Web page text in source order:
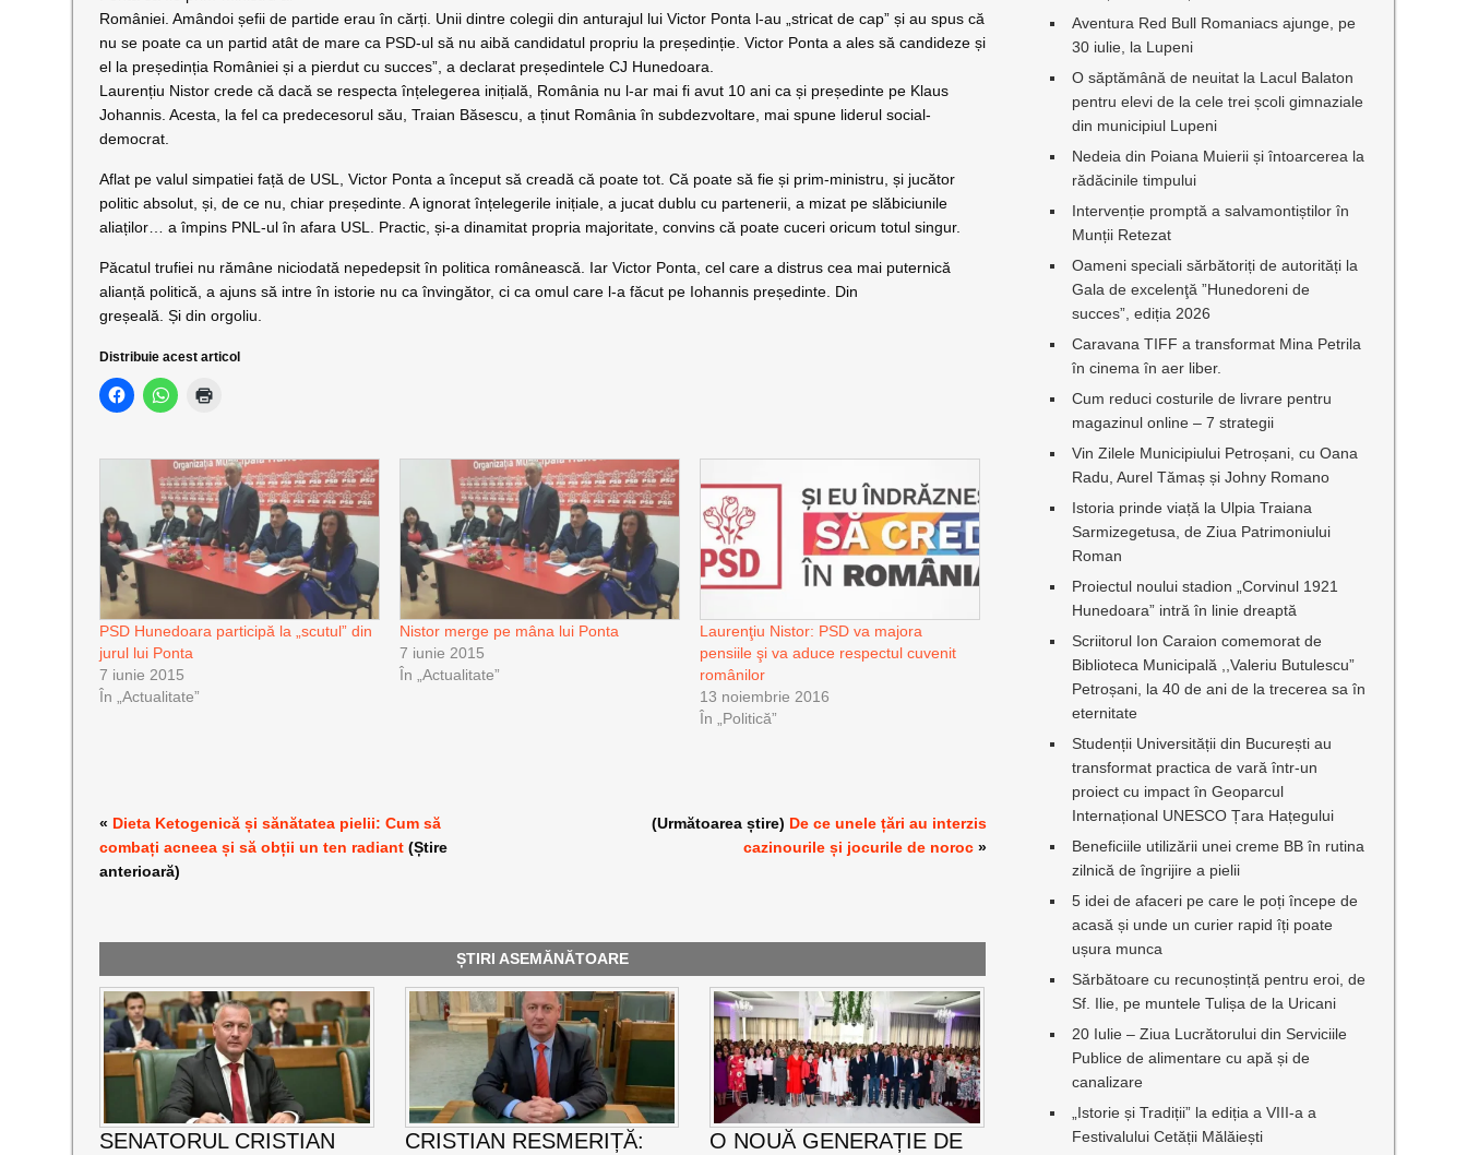
României. Amândoi șefii de partide erau în cărți. Unii dintre colegii din anturajul lui Victor Ponta l-au „stricat de cap” și au spus că
nu se poate ca un partid atât de mare ca PSD-ul să nu aibă candidatul propriu la președinție. Victor Ponta a ales să candideze și
el la președinția României și a pierdut cu succes”, a declarat președintele CJ Hunedoara.
Laurențiu Nistor crede că dacă se respecta înțelegerea inițială, România nu l-ar mai fi avut 10 ani ca și președinte pe Klaus
Johannis. Acesta, la fel ca predecesorul său, Traian Băsescu, a ținut România în subdezvoltare, mai spune liderul social-
democrat.
Aflat pe valul simpatiei față de USL, Victor Ponta a început să creadă că poate tot. Că poate să fie și prim-ministru, și jucător
politic absolut, și, de ce nu, chiar președinte. A ignorat înțelegerile inițiale, a jucat dublu cu partenerii, a mizat pe slăbiciunile
aliaților… a împins PNL-ul în afara USL. Practic, și-a dinamitat propria majoritate, convins că poate cuceri oricum totul singur.
Păcatul trufiei nu rămâne niciodată nepedepsit în politica românească. Iar Victor Ponta, cel care a distrus cea mai puternică
alianță politică, a ajuns să intre în istorie nu ca învingător, ci ca omul care l-a făcut pe Iohannis președinte. Din
greșeală. Și din orgoliu.
Distribuie acest articol
PSD Hunedoara participă la „scutul” din
jurul lui Ponta
7 iunie 2015
În „Actualitate”
Nistor merge pe mâna lui Ponta
7 iunie 2015
În „Actualitate”
Laurenţiu Nistor: PSD va majora
pensiile şi va aduce respectul cuvenit
românilor
13 noiembrie 2016
În „Politică”
« Dieta Ketogenică și sănătatea pielii: Cum să
combați acneea și să obții un ten radiant (Știre
anterioară)
(Următoarea știre) De ce unele țări au interzis
cazinourile și jocurile de noroc »
ȘTIRI ASEMĂNĂTOARE
SENATORUL CRISTIAN
CRISTIAN RESMERIȚĂ:
O NOUĂ GENERAȚIE DE
Aventura Red Bull Romaniacs ajunge, pe
30 iulie, la Lupeni
O săptămână de neuitat la Lacul Balaton
pentru elevi de la cele trei școli gimnaziale
din municipiul Lupeni
Nedeia din Poiana Muierii și întoarcerea la
rădăcinile timpului
Intervenție promptă a salvamontiștilor în
Munții Retezat
Oameni speciali sărbătoriți de autorități la
Gala de excelenţă ”Hunedoreni de
succes”, ediția 2026
Caravana TIFF a transformat Mina Petrila
în cinema în aer liber.
Cum reduci costurile de livrare pentru
magazinul online – 7 strategii
Vin Zilele Municipiului Petroșani, cu Oana
Radu, Aurel Tămaș și Johny Romano
Istoria prinde viață la Ulpia Traiana
Sarmizegetusa, de Ziua Patrimoniului
Roman
Proiectul noului stadion „Corvinul 1921
Hunedoara” intră în linie dreaptă
Scriitorul Ion Caraion comemorat de
Biblioteca Municipală ,,Valeriu Butulescu”
Petroșani, la 40 de ani de la trecerea sa în
eternitate
Studenții Universității din București au
transformat practica de vară într-un
proiect cu impact în Geoparcul
Internațional UNESCO Țara Hațegului
Beneficiile utilizării unei creme BB în rutina
zilnică de îngrijire a pielii
5 idei de afaceri pe care le poți începe de
acasă și unde un curier rapid îți poate
ușura munca
Sărbătoare cu recunoștință pentru eroi, de
Sf. Ilie, pe muntele Tulișa de la Uricani
20 Iulie – Ziua Lucrătorului din Serviciile
Publice de alimentare cu apă și de
canalizare
„Istorie și Tradiții” la ediția a VIII-a a
Festivalului Cetății Mălăiești